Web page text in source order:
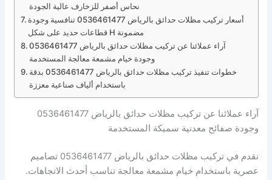
نحاس أصفر للزخارف عالية الجودة
أسعار تركيب مظلات حدائق بالرياض 0536461477 تنافسية وجودة
قطاعات حديد على شكل H مضمونة
آراء عملائنا عن تركيب مظلات حدائق بالرياض 0536461477
وجودة خيام مشمعة معالجة المستخدمة
خطوات تنفيذ تركيب مظلات حدائق بالرياض 0536461477 بدقة
باستخدام ألياف صناعية معززة
آراء عملائنا عن تركيب مظلات حدائق بالرياض 0536461477
وجودة صفائح معدنية سميكة المستخدمة
نقدم في تركيب مظلات حدائق بالرياض 0536461477 تصاميم
عصرية باستخدام خيام مشمعة معالجة تناسب أحدث الاتجاهات.